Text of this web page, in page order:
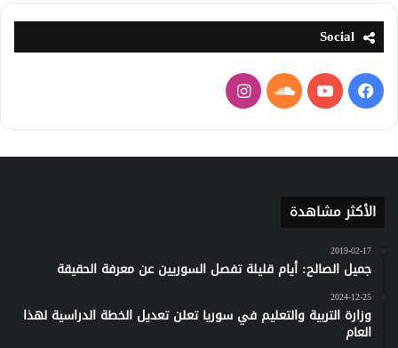
Social
فيسبوكيوتيوبساوند
كلاود
انستقرام
الأكثر مشاهدة
2019-02-17
جميل الصالح: أيام قليلة تفصل السوريين عن معرفة الحقيقة
2024-12-25
وزارة التربية والتعليم في سوريا تعلن تعديل الخطة الدراسية لهذا
العام